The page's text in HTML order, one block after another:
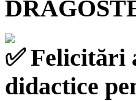
️Felicitări
didactice